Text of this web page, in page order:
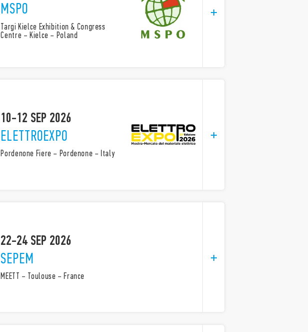
MSPO
Targi Kielce Exhibition & Congress
Centre – Kielce – Poland
10-12 SEP 2026
ELETTROEXPO
Pordenone Fiere – Pordenone – Italy
22-24 SEP 2026
SEPEM
MEETT – Toulouse – France